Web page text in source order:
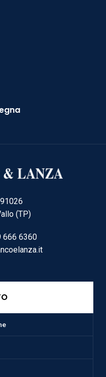
(TP)
666 6360